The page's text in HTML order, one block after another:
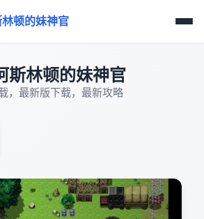
顿的妹神官
斯林顿的妹神官
，最新版下载，最新攻略